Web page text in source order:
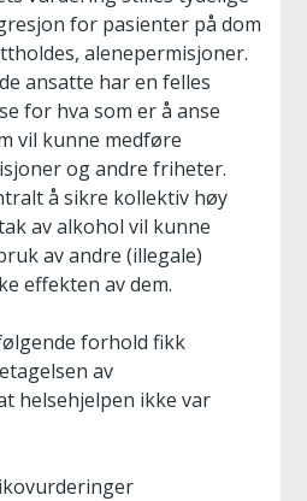
for pasienter på dom
alenepermisjoner.
ansatte har en felles
for hva som er å anse
vil kunne medføre
og andre friheter.
å sikre kollektiv høy
av alkohol vil kunne
av andre (illegale)
effekten av dem.
forhold fikk
av
helsehjelpen ikke var